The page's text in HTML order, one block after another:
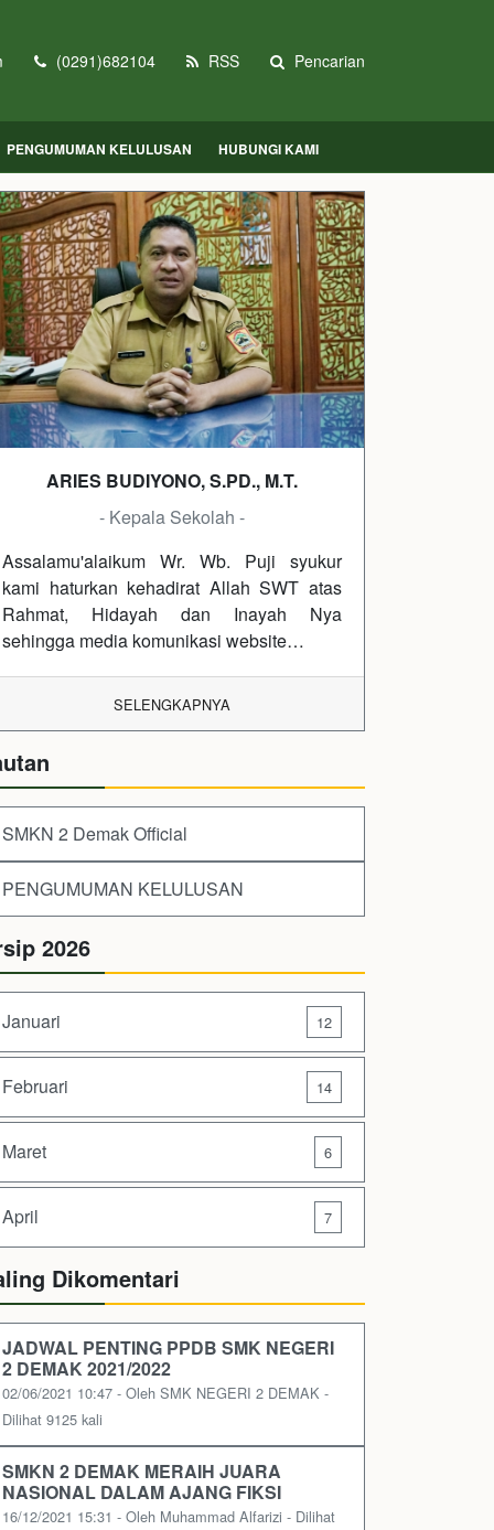
(0291)682104 RSS Pencarian
PENGUMUMAN KELULUSAN HUBUNGI KAMI
ARIES BUDIYONO, S.PD., M.T.
- Kepala Sekolah -
Assalamu'alaikum Wr. Wb. Puji syukur
kami haturkan kehadirat Allah SWT atas
Rahmat, Hidayah dan Inayah Nya
sehingga media komunikasi website…
SELENGKAPNYA
SMKN 2 Demak Official
PENGUMUMAN KELULUSAN
2026
Januari 12
Februari 14
Maret 6
April 7
Dikomentari
JADWAL PENTING PPDB SMK NEGERI
2 DEMAK 2021/2022
02/06/2021 10:47 - Oleh SMK NEGERI 2 DEMAK -
Dilihat 9125 kali
SMKN 2 DEMAK MERAIH JUARA
NASIONAL DALAM AJANG FIKSI
16/12/2021 15:31 - Oleh Muhammad Alfarizi - Dilihat